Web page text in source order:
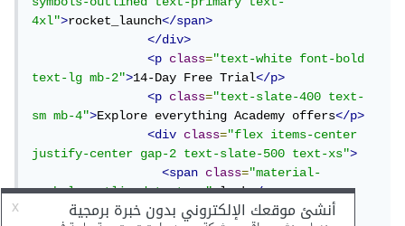
4xl">rocket_launch</span>
</div>
<p
class="text-white font-bold
text-lg mb-2">14-Day Free Trial</p>
<p
class="text-slate-400 text-
sm mb-4">Explore everything Academy offers</p>
<div
class="flex items-center
justify-center gap-2 text-slate-500 text-xs">
<span
class="material-
symbols-outlined text-sm">lock</span>
                  No commitment • Cancel